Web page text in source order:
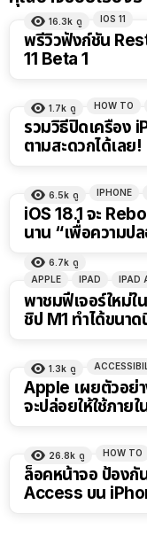
16.3k ดู IOS 11
พรีวิวฟังก์ชัน
11 Beta 1
1.7k ดู HOW TO
รวมวิธีปิดเครื่อง
ตามสะดวกได้เลย!
6.5k ดู IPHONE
iOS 18.1 จะ
นาน “เพื่อความป
6.7k ดู
APPLE
IPAD IPAD
พาชมฟีเจอร์ใหม่ใ
ชิป M1 ทำได้ขนา
1.3k ดู
Apple เผยตัวอย่า
จะปล่อยให้ใช้ภาย
26.8k ดู HOW TO
ล็อคหน้าจอ ป้องกั
Access บน